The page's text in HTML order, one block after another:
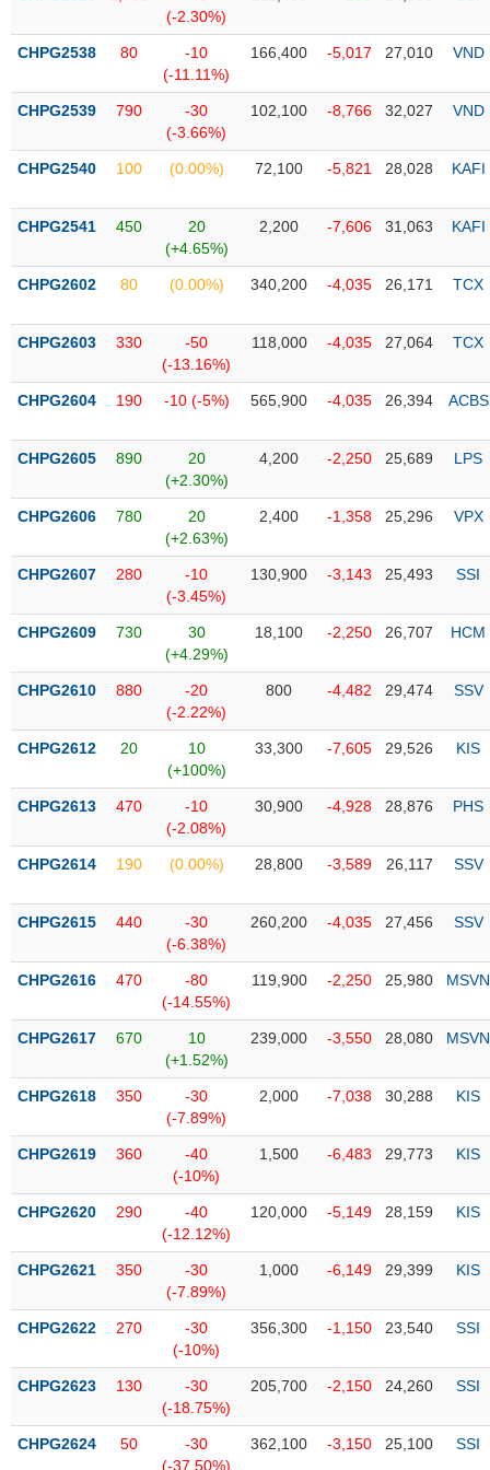
Trạng
thái
phiếu
Quy
mô
bổ
sung
Hủy
niêm
Theo
quỹ
mục
Cổ
chi
Tổng
Giao
Tài
Phân
nghiệp
tức
kiện
(-2.30%)
CHPG2538 80
-10
(-11.11%)
166,400 -5,017 27,010 VND
CHPG2539 790
-30
(-3.66%)
102,100 -8,766 32,027 VND
CHPG2540 100 (0.00%) 72,100 -5,821 28,028 KAFI
CHPG2541 450
20
(+4.65%)
2,200 -7,606 31,063 KAFI
CHPG2602 80 (0.00%) 340,200 -4,035 26,171 TCX
CHPG2603 330
-50
(-13.16%)
118,000 -4,035 27,064 TCX
CHPG2604 190 -10 (-5%) 565,900 -4,035 26,394 ACBS
CHPG2605 890
20
(+2.30%)
4,200 -2,250 25,689 LPS
CHPG2606 780
20
(+2.63%)
2,400 -1,358 25,296 VPX
CHPG2607 280
-10
(-3.45%)
130,900 -3,143 25,493 SSI
CHPG2609 730
30
(+4.29%)
18,100 -2,250 26,707 HCM
CHPG2610 880
-20
(-2.22%)
800 -4,482 29,474 SSV
CHPG2612 20
10
(+100%)
33,300 -7,605 29,526 KIS
CHPG2613 470
-10
(-2.08%)
30,900 -4,928 28,876 PHS
CHPG2614 190 (0.00%) 28,800 -3,589 26,117 SSV
CHPG2615 440
-30
(-6.38%)
260,200 -4,035 27,456 SSV
CHPG2616 470
-80
(-14.55%)
119,900 -2,250 25,980 MSVN
CHPG2617 670
10
(+1.52%)
239,000 -3,550 28,080 MSVN
CHPG2618 350
-30
(-7.89%)
2,000 -7,038 30,288 KIS
CHPG2619 360
-40
(-10%)
1,500 -6,483 29,773 KIS
CHPG2620 290
-40
(-12.12%)
120,000 -5,149 28,159 KIS
CHPG2621 350
-30
(-7.89%)
1,000 -6,149 29,399 KIS
CHPG2622 270
-30
(-10%)
356,300 -1,150 23,540 SSI
CHPG2623 130
-30
(-18.75%)
205,700 -2,150 24,260 SSI
CHPG2624 50
-30
(-37.50%)
362,100 -3,150 25,100 SSI
DOANH
CỔ
PHIẾU
SINH
TRÁI
CỤ
ĐẦU
XUẤT
DỮ
TIN
Ngành
VS-
NĂNG
LƯỢNG
NGUYÊN
CÔNG
NGHIỆP